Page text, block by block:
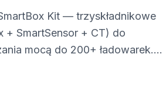
Kit — trzyskładnikowe
+ SmartSensor + CT) do
mocą do 200+ ładowarek.
komunikacja Wi-SUN do 1